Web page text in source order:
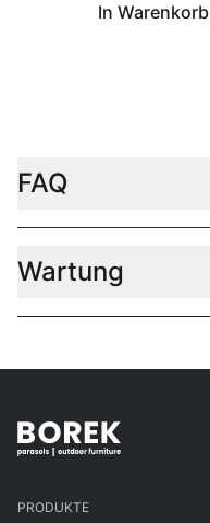
In Warenkorb
FAQ
Wartung
PRODUKTE